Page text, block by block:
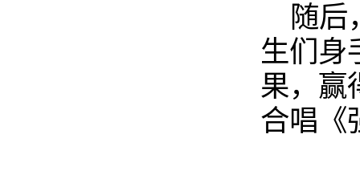
随后
生们身
果，赢
合唱《